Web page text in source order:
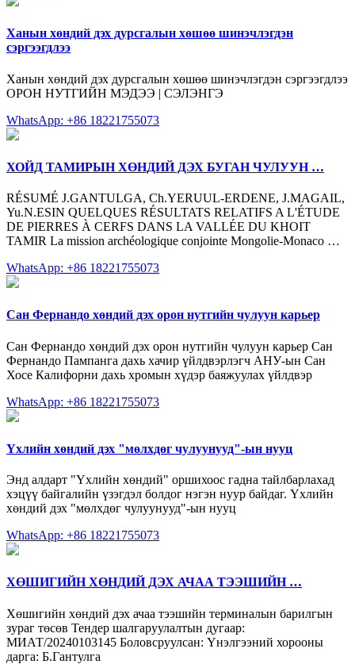
Ханын хөндий дэх дурсгалын хөшөө шинэчлэгдэн
сэргээгдлээ
Ханын хөндий дэх дурсгалын хөшөө шинэчлэгдэн сэргээгдлээ
ОРОН НУТГИЙН МЭДЭЭ | СЭЛЭНГЭ
WhatsApp: +86 18221755073
ХОЙД ТАМИРЫН ХӨНДИЙ ДЭХ БУГАН ЧУЛУУН …
RÉSUMÉ J.GANTULGA, Ch.YERUUL-ERDENE, J.MAGAIL,
Yu.N.ESIN QUELQUES RÉSULTATS RELATIFS A L'ÉTUDE
DE PIERRES À CERFS DANS LA VALLÉE DU KHOIT
TAMIR La mission archéologique conjointe Mongolie-Monaco …
WhatsApp: +86 18221755073
Сан Фернандо хөндий дэх орон нутгийн чулуун карьер
Сан Фернандо хөндий дэх орон нутгийн чулуун карьер Сан
Фернандо Пампанга дахь хачир үйлдвэрлэгч АНУ-ын Сан
Хосе Калифорни дахь хромын хүдэр баяжуулах үйлдвэр
WhatsApp: +86 18221755073
Үхлийн хөндий дэх "мөлхдөг чулуунууд"-ын нууц
Энд алдарт "Үхлийн хөндий" оршихоос гадна тайлбарлахад
хэцүү байгалийн үзэгдэл болдог нэгэн нуур байдаг. Үхлийн
хөндий дэх "мөлхдөг чулуунууд"-ын нууц
WhatsApp: +86 18221755073
ХӨШИГИЙН ХӨНДИЙ ДЭХ АЧАА ТЭЭШИЙН …
Хөшигийн хөндий дэх ачаа тээшийн терминалын барилгын
зураг төсөв Тендер шалгаруулалтын дугаар:
МИАТ/20240103145 Боловсруулсан: Үнэлгээний хорооны
дарга: Б.Гантулга